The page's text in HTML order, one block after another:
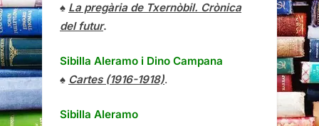
♠ La pregària de Txernòbil. Crònica
del futur.
Sibilla Aleramo i Dino Campana
♠ Cartes (1916-1918).
Sibilla Aleramo